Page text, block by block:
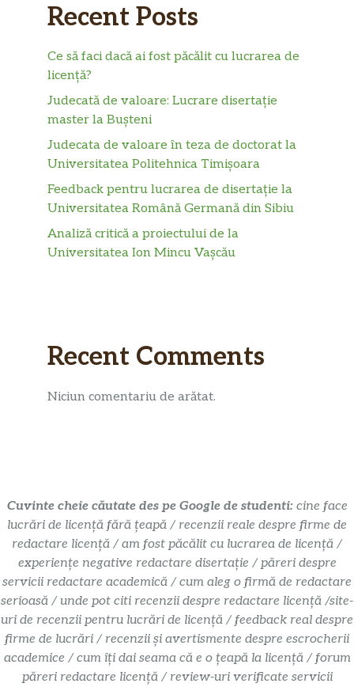
Recent Posts
Ce să faci dacă ai fost păcălit cu lucrarea de
licență?
Judecată de valoare: Lucrare disertație
master la Bușteni
Judecata de valoare în teza de doctorat la
Universitatea Politehnica Timișoara
Feedback pentru lucrarea de disertație la
Universitatea Română Germană din Sibiu
Analiză critică a proiectului de la
Universitatea Ion Mincu Vașcău
Recent Comments
Niciun comentariu de arătat.
Cuvinte cheie căutate des pe Google de studenti: cine face
lucrări de licență fără țeapă / recenzii reale despre firme de
redactare licență / am fost păcălit cu lucrarea de licență /
experiențe negative redactare disertație / păreri despre
servicii redactare academică / cum aleg o firmă de redactare
serioasă / unde pot citi recenzii despre redactare licență /site-
uri de recenzii pentru lucrări de licență / feedback real despre
firme de lucrări / recenzii și avertismente despre escrocherii
academice / cum îți dai seama că e o țeapă la licență / forum
păreri redactare licență / review-uri verificate servicii